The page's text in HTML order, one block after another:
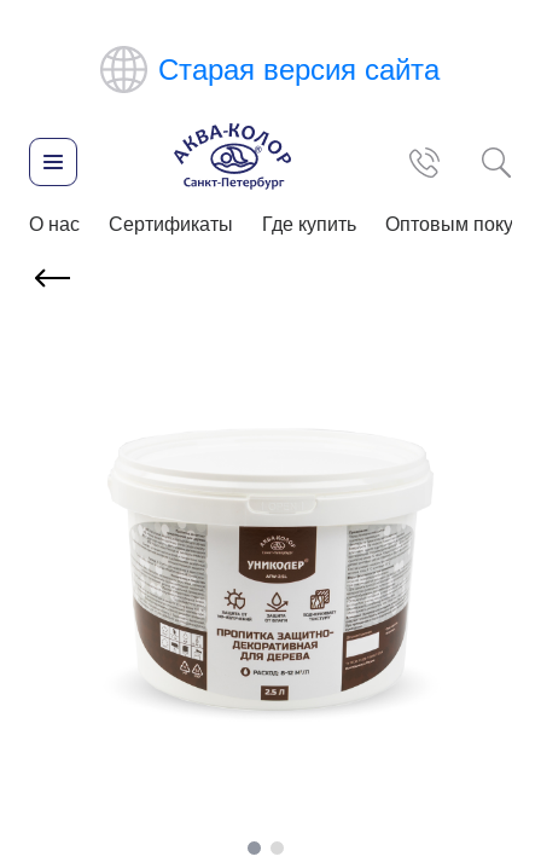
Старая версия сайта
О нас Сертификаты Где купить Оптовым